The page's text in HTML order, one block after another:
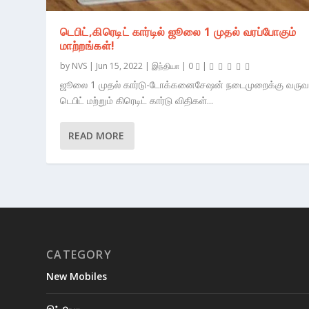
டெபிட்,கிரெடிட் கார்டில் ஜூலை 1 முதல் வரப்போகும்
மாற்றங்கள்!
by NVS | Jun 15, 2022 |இந்தியா | 0 |
ஜூலை 1 முதல் கார்டு-டோக்கனைசேஷன் நடைமுறைக்கு
டெபிட் மற்றும் கிரெடிட் கார்டு விதிகள்...
READ MORE
CATEGORY
New Mobiles